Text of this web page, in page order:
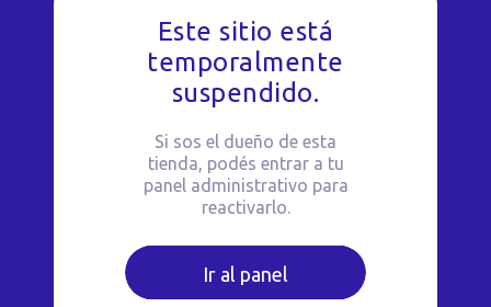
Este sitio está
temporalmente
suspendido.
Si sos el dueño de esta
tienda, podés entrar a tu
panel administrativo para
reactivarlo.
Ir al panel